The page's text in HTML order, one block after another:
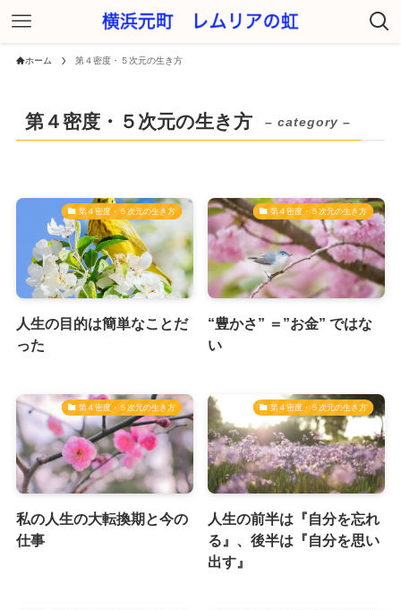
ホーム 第４密度・５次元の生き方
第４密度・５次元の生き方 – category –
第４密度・５次元の生き方
人生の目的は簡単なことだ
った
第４密度・５次元の生き方
“豊かさ” ＝”お金” ではな
い
第４密度・５次元の生き方
私の人生の大転換期と今の
仕事
第４密度・５次元の生き方
人生の前半は『自分を忘れ
る』、後半は『自分を思い
出す』